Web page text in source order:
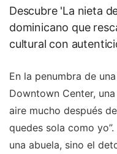
Descubre 'La nieta
dominicano que
cultural con
En la penumbra de
Downtown Center,
aire mucho después
quedes sola como
una abuela, sino el